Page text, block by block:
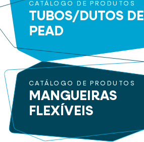
CATÁLOGO DE PRODUTOS
TUBOS/DUTOS DE
PEAD
CATÁLOGO DE PRODUTOS
MANGUEIRAS
FLEXÍVEIS